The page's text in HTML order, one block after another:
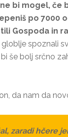
bi mogel, če
po 7000
Gospoda in
spoznali
še bolj srčno
da nam da
zaradi hčere